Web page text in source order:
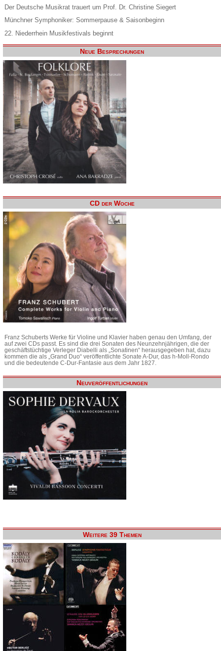
Der Deutsche Musikrat trauert um Prof. Dr. Christine Siegert
Münchner Symphoniker: Sommerpause & Saisonbeginn
22. Niederrhein Musikfestivals beginnt
Neue Besprechungen
CD der Woche
Franz Schuberts Werke für Violine und Klavier haben genau den Umfang, der
auf zwei CDs passt. Es sind die drei Sonaten des Neunzehnjährigen, die der
geschäftstüchtige Verleger Diabelli als „Sonatinen“ herausgegeben hat, dazu
kommen die als „Grand Duo“ veröffentlichte Sonate A-Dur, das h-Moll-Rondo
und die bedeutende C-Dur-Fantasie aus dem Jahr 1827.
Neuveröffentlichungen
Weitere 39 Themen